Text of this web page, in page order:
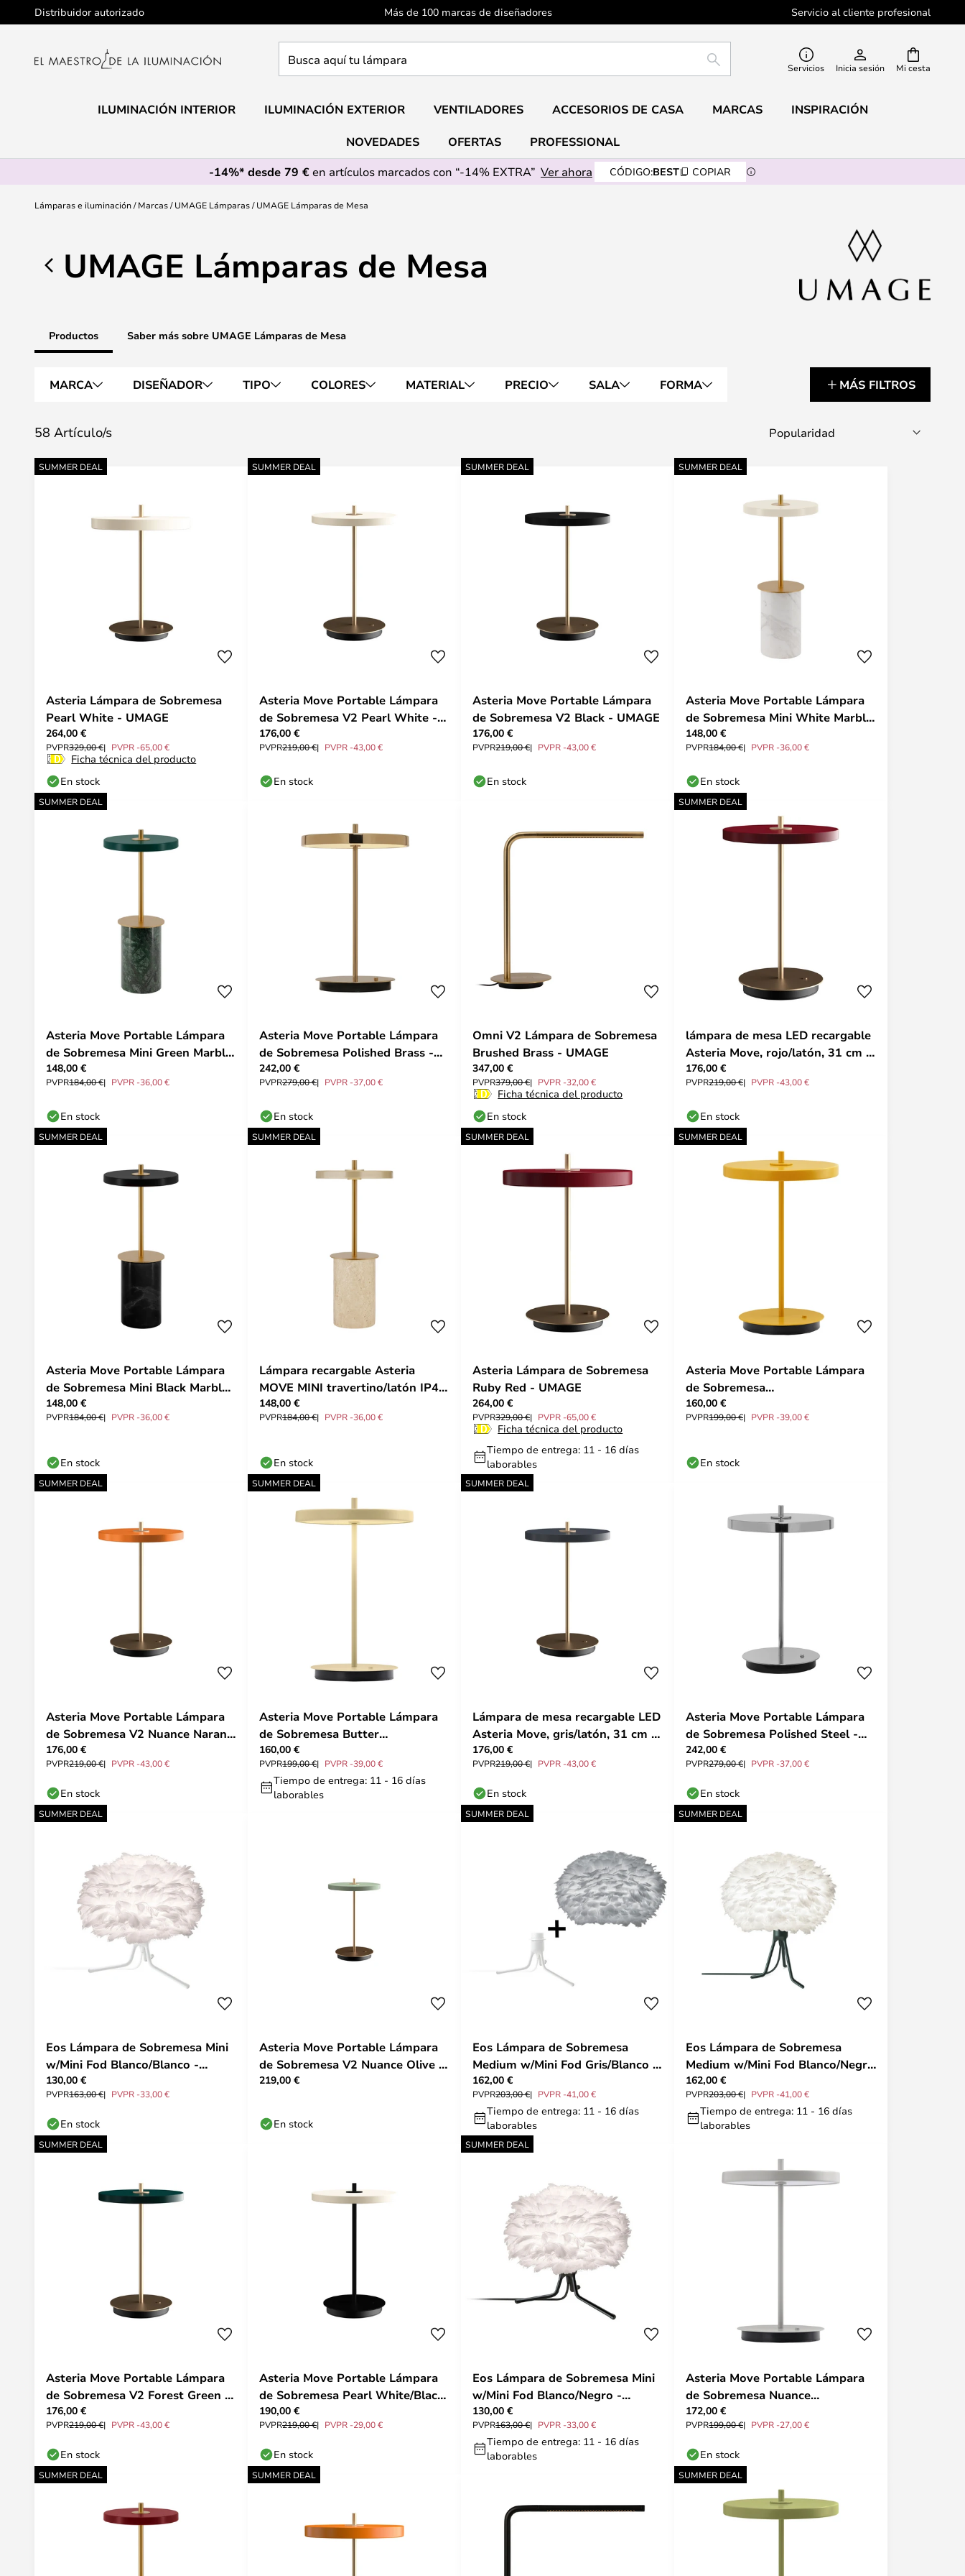
Distribuidor autorizado Más de 100 marcas de diseñadores Servicio al cliente profesional
Ir
al
Mi cesta
aquí
lámpara
BUSCAR Servicios Inicia sesión
ILUMINACIÓN INTERIOR ILUMINACIÓN EXTERIOR VENTILADORES ACCESORIOS DE CASA MARCAS INSPIRACIÓN
NOVEDADES OFERTAS
PROFESSIONAL
-14%* desde 79 €en artículos marcados con “-14% EXTRA” Ver ahora CÓDIGO:BEST COPIAR
Lámparas e iluminación Marcas UMAGE Lámparas UMAGE Lámparas de Mesa
UMAGE Lámparas de Mesa
Productos Saber más sobre UMAGE Lámparas de Mesa
MARCA DISEÑADOR TIPO COLORES MATERIAL PRECIO SALA FORMA MÁS FILTROS
58 Artículo/s
SUMMER DEAL
Asteria Lámpara de Sobremesa
Pearl White - UMAGE
264,00 €
PVPR329,00 € PVPR -65,00 €
Ficha técnica del producto
En stock
SUMMER DEAL
Asteria Move Portable Lámpara
de Sobremesa V2 Pearl White -
UMAGE
176,00 €
PVPR219,00 € PVPR -43,00 €
En stock
SUMMER DEAL
Asteria Move Portable Lámpara
de Sobremesa V2 Black - UMAGE
176,00 €
PVPR219,00 € PVPR -43,00 €
En stock
SUMMER DEAL
Asteria Move Portable Lámpara
de Sobremesa Mini White Marble
- UMAGE
148,00 €
PVPR184,00 € PVPR -36,00 €
En stock
SUMMER DEAL
Asteria Move Portable Lámpara
de Sobremesa Mini Green Marble
- UMAGE
148,00 €
PVPR184,00 € PVPR -36,00 €
En stock
Asteria Move Portable Lámpara
de Sobremesa Polished Brass -
UMAGE
242,00 €
PVPR279,00 € PVPR -37,00 €
En stock
Omni V2 Lámpara de Sobremesa
Brushed Brass - UMAGE
347,00 €
PVPR379,00 € PVPR -32,00 €
Ficha técnica del producto
En stock
SUMMER DEAL
lámpara de mesa LED recargable
Asteria Move, rojo/latón, 31 cm -
UMAGE
176,00 €
PVPR219,00 € PVPR -43,00 €
En stock
SUMMER DEAL
Asteria Move Portable Lámpara
de Sobremesa Mini Black Marble
- UMAGE
148,00 €
PVPR184,00 € PVPR -36,00 €
En stock
SUMMER DEAL
Lámpara recargable Asteria
MOVE MINI travertino/latón IP44
- UMAGE
148,00 €
PVPR184,00 € PVPR -36,00 €
En stock
SUMMER DEAL
Asteria Lámpara de Sobremesa
Ruby Red - UMAGE
264,00 €
PVPR329,00 € PVPR -65,00 €
Ficha técnica del producto
Tiempo de entrega: 11 - 16 días
laborables
SUMMER DEAL
Asteria Move Portable Lámpara
de Sobremesa
Sunflower/Monochrome -
UMAGE
160,00 €
PVPR199,00 € PVPR -39,00 €
En stock
SUMMER DEAL
Asteria Move Portable Lámpara
de Sobremesa V2 Nuance Naranja
- UMAGE
176,00 €
PVPR219,00 € PVPR -43,00 €
En stock
SUMMER DEAL
Asteria Move Portable Lámpara
de Sobremesa Butter
Yellow/Monochrome - UMAGE
160,00 €
PVPR199,00 € PVPR -39,00 €
Tiempo de entrega: 11 - 16 días
laborables
SUMMER DEAL
Lámpara de mesa recargable LED
Asteria Move, gris/latón, 31 cm -
UMAGE
176,00 €
PVPR219,00 € PVPR -43,00 €
En stock
Asteria Move Portable Lámpara
de Sobremesa Polished Steel -
UMAGE
242,00 €
PVPR279,00 € PVPR -37,00 €
En stock
SUMMER DEAL
Eos Lámpara de Sobremesa Mini
w/Mini Fod Blanco/Blanco -
UMAGE
130,00 €
PVPR163,00 € PVPR -33,00 €
En stock
Asteria Move Portable Lámpara
de Sobremesa V2 Nuance Olive -
UMAGE
219,00 €
En stock
SUMMER DEAL
Eos Lámpara de Sobremesa
Medium w/Mini Fod Gris/Blanco -
UMAGE
162,00 €
PVPR203,00 € PVPR -41,00 €
Tiempo de entrega: 11 - 16 días
laborables
SUMMER DEAL
Eos Lámpara de Sobremesa
Medium w/Mini Fod Blanco/Negro
- UMAGE
162,00 €
PVPR203,00 € PVPR -41,00 €
Tiempo de entrega: 11 - 16 días
laborables
SUMMER DEAL
Asteria Move Portable Lámpara
de Sobremesa V2 Forest Green -
UMAGE
176,00 €
PVPR219,00 € PVPR -43,00 €
En stock
Asteria Move Portable Lámpara
de Sobremesa Pearl White/Black
- UMAGE
190,00 €
PVPR219,00 € PVPR -29,00 €
En stock
SUMMER DEAL
Eos Lámpara de Sobremesa Mini
w/Mini Fod Blanco/Negro -
UMAGE
130,00 €
PVPR163,00 € PVPR -33,00 €
Tiempo de entrega: 11 - 16 días
laborables
Asteria Move Portable Lámpara
de Sobremesa Nuance
Mist/Monochrome - UMAGE
172,00 €
PVPR199,00 € PVPR -27,00 €
En stock
SUMMER DEAL SUMMER DEAL SUMMER DEAL